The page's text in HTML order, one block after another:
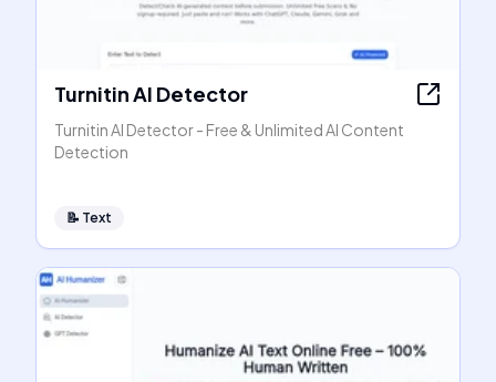
Turnitin AI Detector
Turnitin AI Detector - Free & Unlimited AI Content
Detection
📝 Text